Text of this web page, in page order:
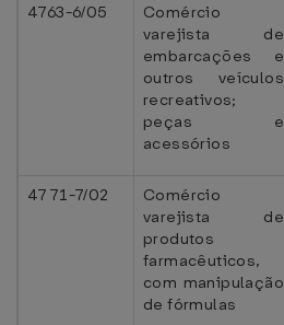
4763-6/05
Comércio
varejista de
embarcações e
outros veículos
recreativos;
peças e
acessórios
4771-7/02
Comércio
varejista de
produtos
farmacêuticos,
com manipulação
de fórmulas